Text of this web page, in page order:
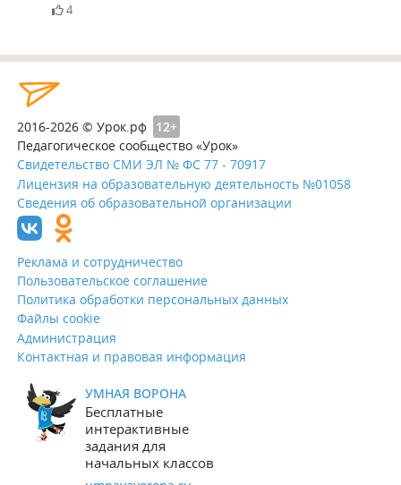
4
2016-2026 © Урок.рф 12+
Педагогическое сообщество «Урок»
Свидетельство СМИ ЭЛ № ФС 77 - 70917
Лицензия на образовательную деятельность №01058
Сведения об образовательной организации
Реклама и сотрудничество
Пользовательское соглашение
Политика обработки персональных данных
Файлы cookie
Администрация
Контактная и правовая информация
УМНАЯ ВОРОНА
Бесплатные
интерактивные
задания для
начальных классов